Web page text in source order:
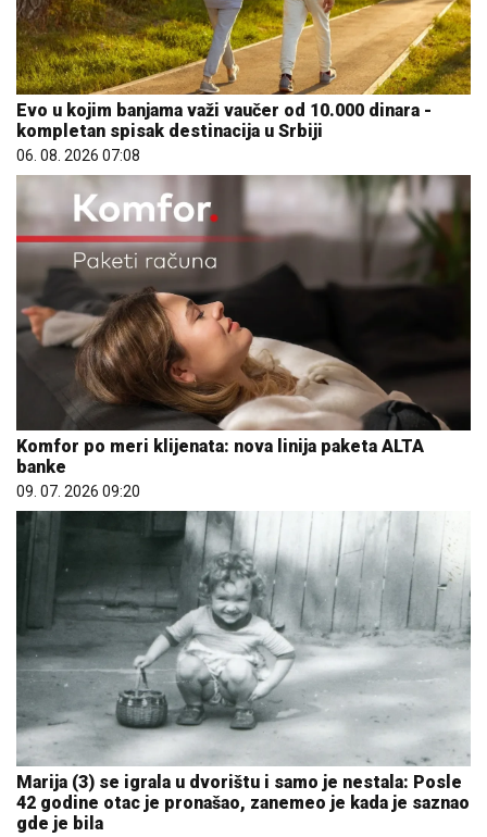
Evo u kojim banjama važi vaučer od 10.000 dinara -
kompletan spisak destinacija u Srbiji
06. 08. 2026 07:08
Komfor po meri klijenata: nova linija paketa ALTA
banke
09. 07. 2026 09:20
Marija (3) se igrala u dvorištu i samo je nestala: Posle
42 godine otac je pronašao, zanemeo je kada je saznao
gde je bila